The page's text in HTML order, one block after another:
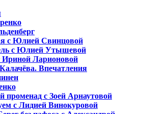
с Юлией Свинцовой
с Юлией Утышевой
Ириной Ларионовой
Впечатления
променад с Зоей Арнаутовой
с Лидией Винокуровой